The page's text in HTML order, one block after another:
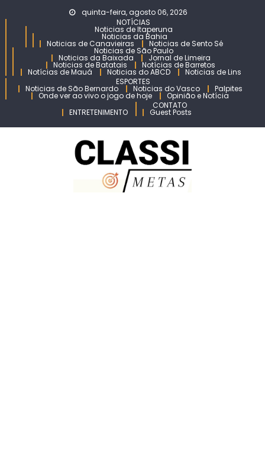
to
content
quinta-feira, agosto 06, 2026
NOTÍCIAS
Noticias de Itaperuna
Noticias da Bahia
Noticias de Canavieiras Noticias de Sento Sé
Noticias de São Paulo
Noticias da Baixada Jornal de Limeira
Noticias de Batatais Notícias de Barretos
Notícias de Mauá Noticias do ABCD
Noticias de Lins
ESPORTES
Noticias de São Bernardo Noticias do Vasco Palpites
Onde ver ao vivo o jogo de hoje
Opinião e Notícia
ENTRETENIMENTO
CONTATO
Guest Posts